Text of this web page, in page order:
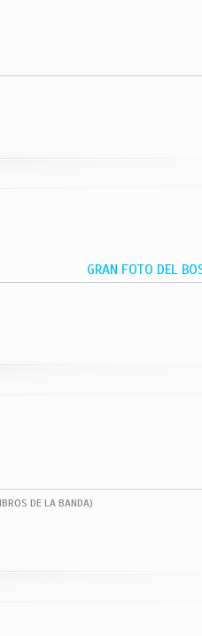
GRAN FOTO DEL
DE LA BANDA)